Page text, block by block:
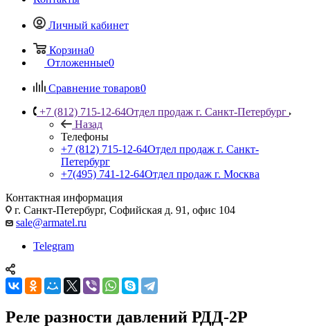
Личный кабинет
Корзина0
Отложенные0
Сравнение товаров0
+7 (812) 715-12-64Отдел продаж г. Санкт-Петербург
Назад
Телефоны
+7 (812) 715-12-64Отдел продаж г. Санкт-
Петербург
+7(495) 741-12-64Отдел продаж г. Москва
Контактная информация
г. Санкт-Петербург, Софийская д. 91, офис 104
sale@armatel.ru
Telegram
Реле разности давлений РДД-2Р